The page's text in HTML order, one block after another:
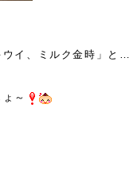
ウイ、ミルク金時」と…
～